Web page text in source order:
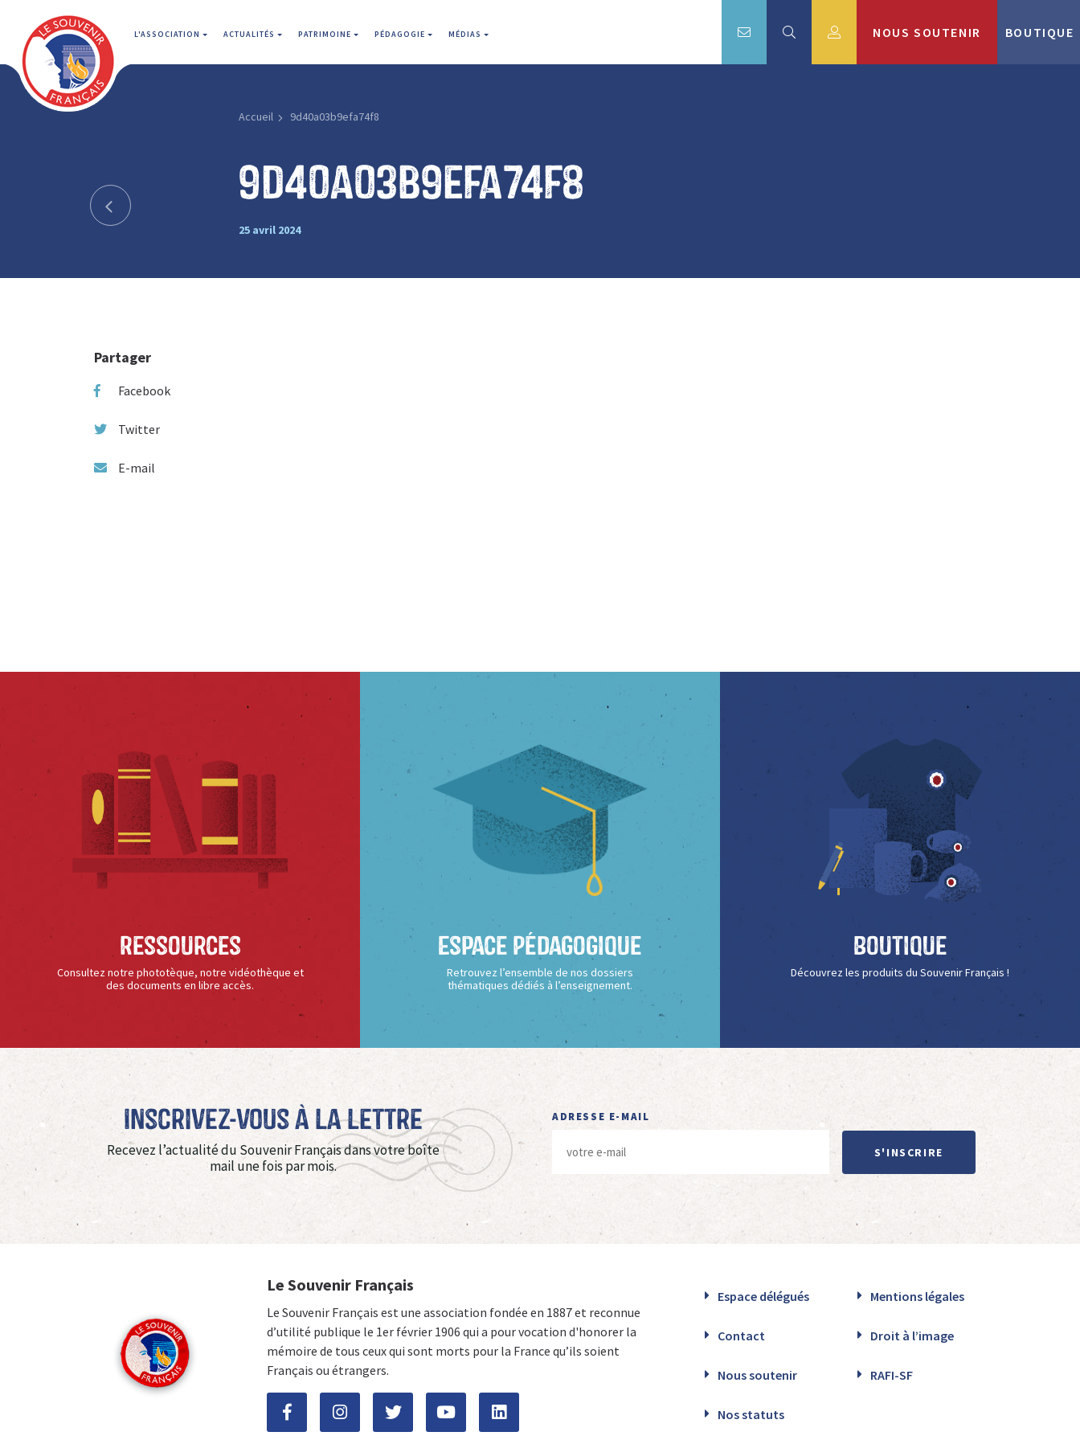
L'ASSOCIATION ACTUALITÉS PATRIMOINE PÉDAGOGIE MÉDIAS NOUS SOUTENIR BOUTIQUE
Accueil 9d40a03b9efa74f8
9d40a03b9efa74f8
25 avril 2024
Partager
Facebook
Twitter
E-mail
Ressources
Consultez notre phototèque, notre vidéothèque et
des documents en libre accès.
Espace Pédagogique
Retrouvez l’ensemble de nos dossiers
thématiques dédiés à l’enseignement.
Boutique
Découvrez les produits du Souvenir Français !
Inscrivez-vous à La Lettre
Recevez l’actualité du Souvenir Français dans votre boîte
mail une fois par mois.
ADRESSE E-MAIL
S'INSCRIRE
Le Souvenir Français
Le Souvenir Français est une association fondée en 1887 et reconnue
d’utilité publique le 1er février 1906 qui a pour vocation d'honorer la
mémoire de tous ceux qui sont morts pour la France qu’ils soient
Français ou étrangers.
Espace délégués Mentions légales
Contact Droit à l’image
Nous soutenir RAFI-SF
Nos statuts